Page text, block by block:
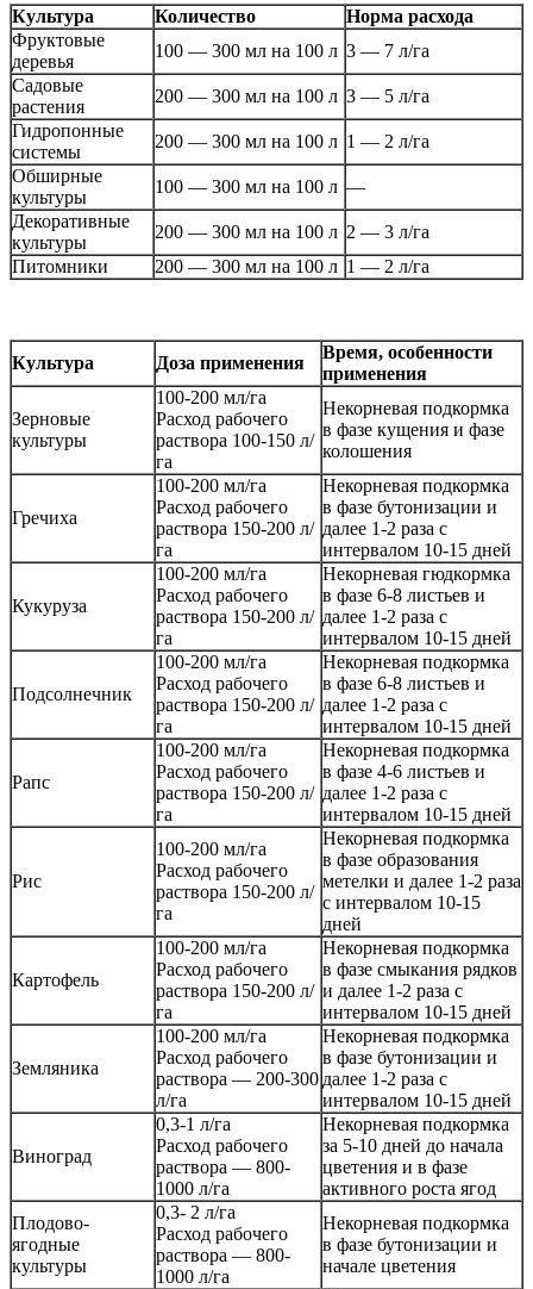
Культура Количество
Норма расхода
Фруктовые
деревья
100 — 300 мл на 100 л 3 — 7 л/га
Садовые
растения
200 — 300 мл на 100 л 3 — 5 л/га
Гидропонные
системы
200 — 300 мл на 100 л 1 — 2 л/га
Обширные
культуры
100 — 300 мл на 100 л —
Декоративные
культуры
200 — 300 мл на 100 л 2 — 3 л/га
Питомники
200 — 300 мл на 100 л 1 — 2 л/га
Культура До­за при­ме­не­ния
Вре­мя, особен­ности
при­ме­не­ния
Зерновые
культуры
100-200 мл/га
Расход рабочего
раствора 100-150 л/
га
Некорневая подкормка
в фазе кущения и фазе
колошения
Гречиха
100-200 мл/га
Расход рабочего
раствора 150-200 л/
га
Некорневая подкормка
в фазе бутонизации и
далее 1-2 раза с
интервалом 10-15 дней
Кукуруза
100-200 мл/га
Расход рабочего
раствора 150-200 л/
га
Некорневая гюдкормка
в фазе 6-8 листьев и
далее 1-2 раза с
интервалом 10-15 дней
Подсолнечник
100-200 мл/га
Расход рабочего
раствора 150-200 л/
га
Некорневая подкормка
в фазе 6-8 листьев и
далее 1-2 раза с
интервалом 10-15 дней
Рапс
100-200 мл/га
Расход рабочего
раствора 150-200 л/
га
Некорневая подкормка
в фазе 4-6 листьев и
далее 1-2 раза с
интервалом 10-15 дней
Рис
100-200 мл/га
Расход рабочего
раствора 150-200 л/
га
Некорневая подкормка
в фазе образования
метелки и далее 1-2 раза
с интервалом 10-15
дней
Картофель
100-200 мл/га
Расход рабочего
раствора 150-200 л/
га
Некорневая подкормка
в фазе смыкания рядков
и далее 1-2 раза с
интервалом 10-15 дней
Земляника
100-200 мл/га
Расход рабочего
раствора — 200-300
л/га
Некорневая подкормка
в фазе бутонизации и
далее 1-2 раза с
интервалом 10-15 дней
Виноград
0,3-1 л/га
Расход рабочего
раствора — 800-
1000 л/га
Некорневая подкормка
за 5-10 дней до начала
цветения и в фазе
активного роста ягод
Плодово-
ягодные
культуры
0,3- 2 л/га
Расход рабочего
раствора — 800-
1000 л/га
Некорневая подкормка
в фазе бутонизации и
начале цветения